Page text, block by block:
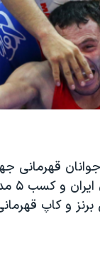
۲۰۲۴
اسرائیل
قهرمانی
و کاپ